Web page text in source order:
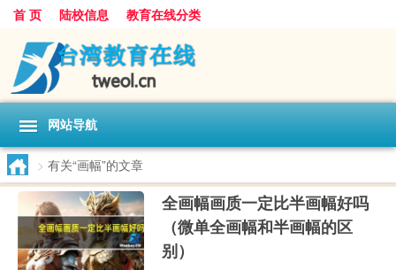
首 页 陆校信息 教育在线分类
网站导航
> 有关“画幅”的文章
全画幅画质一定比半画幅好吗
（微单全画幅和半画幅的区
别）